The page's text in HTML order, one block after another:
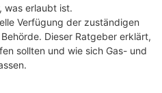
was erlaubt ist.
Verfügung der zuständigen
Dieser Ratgeber erklärt,
sollten und wie sich Gas- und